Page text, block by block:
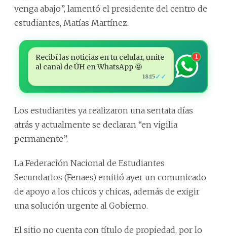
venga abajo”, lamentó el presidente del centro de
estudiantes, Matías Martínez.
Recibí las noticias en tu celular, unite
al canal de ÚH en WhatsApp 🤩
18:15✓✓
1
Los estudiantes ya realizaron una sentata días
atrás y actualmente se declaran “en vigilia
permanente”.
La Federación Nacional de Estudiantes
Secundarios (Fenaes) emitió ayer un comunicado
de apoyo a los chicos y chicas, además de exigir
una solución urgente al Gobierno.
El sitio no cuenta con título de propiedad, por lo